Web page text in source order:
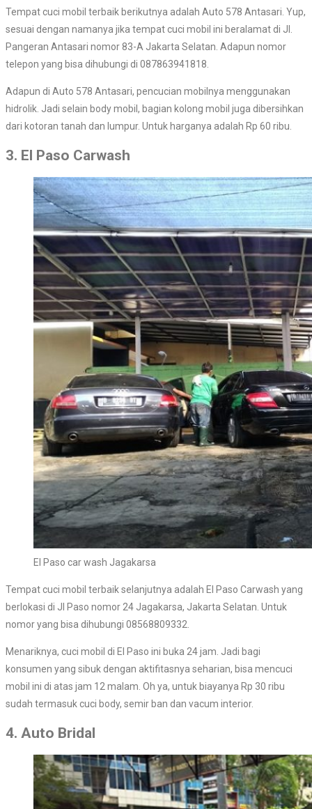
Tempat cuci mobil terbaik berikutnya adalah Auto 578 Antasari. Yup,
sesuai dengan namanya jika tempat cuci mobil ini beralamat di Jl.
Pangeran Antasari nomor 83-A Jakarta Selatan. Adapun nomor
telepon yang bisa dihubungi di 087863941818.
Adapun di Auto 578 Antasari, pencucian mobilnya menggunakan
hidrolik. Jadi selain body mobil, bagian kolong mobil juga dibersihkan
dari kotoran tanah dan lumpur. Untuk harganya adalah Rp 60 ribu.
3. El Paso Carwash
El Paso car wash Jagakarsa
Tempat cuci mobil terbaik selanjutnya adalah El Paso Carwash yang
berlokasi di Jl Paso nomor 24 Jagakarsa, Jakarta Selatan. Untuk
nomor yang bisa dihubungi 08568809332.
Menariknya, cuci mobil di El Paso ini buka 24 jam. Jadi bagi
konsumen yang sibuk dengan aktifitasnya seharian, bisa mencuci
mobil ini di atas jam 12 malam. Oh ya, untuk biayanya Rp 30 ribu
sudah termasuk cuci body, semir ban dan vacum interior.
4. Auto Bridal